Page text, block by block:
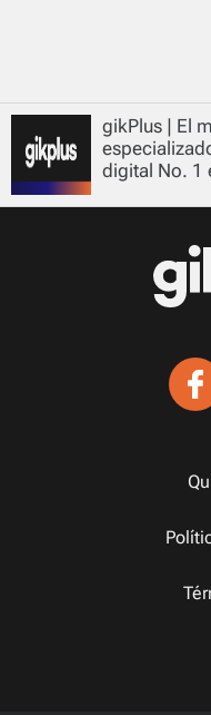
gikPlus | El
digital No. 1